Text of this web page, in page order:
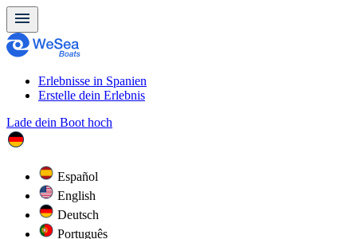
Erlebnisse in Spanien
Erstelle dein Erlebnis
Lade dein Boot hoch
Español
English
Deutsch
Português